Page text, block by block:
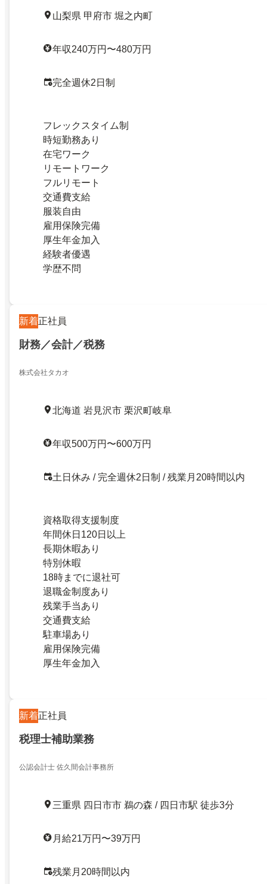
山梨県 甲府市 堀之内町
年収240万円〜480万円
完全週休2日制
フレックスタイム制
時短勤務あり
在宅ワーク
リモートワーク
フルリモート
交通費支給
服装自由
雇用保険完備
厚生年金加入
経験者優遇
学歴不問
新着正社員
財務／会計／税務
株式会社タカオ
北海道 岩見沢市 栗沢町岐阜
年収500万円〜600万円
土日休み / 完全週休2日制 / 残業月20時間以内
資格取得支援制度
年間休日120日以上
長期休暇あり
特別休暇
18時までに退社可
退職金制度あり
残業手当あり
交通費支給
駐車場あり
雇用保険完備
厚生年金加入
新着正社員
税理士補助業務
公認会計士 佐久間会計事務所
三重県 四日市市 鵜の森 / 四日市駅 徒歩3分
月給21万円〜39万円
残業月20時間以内